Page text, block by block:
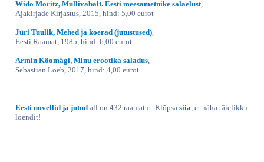
Wido Moritz, Mullivabalt. Eesti meesametnike salaelust
Ajakirjade Kirjastus, 2015, hind: 5,00 eurot
Jüri Tuulik, Mehed ja koerad (jutustused)
Eesti Raamat, 1985, hind: 6,00 eurot
Armin Kõomägi, Minu erootika saladus
Sebastian Loeb, 2017, hind: 4,00 eurot
Eesti novellid ja jutud all on 432 raamatut. Klõpsa siia , et näha täielikku
loendit!